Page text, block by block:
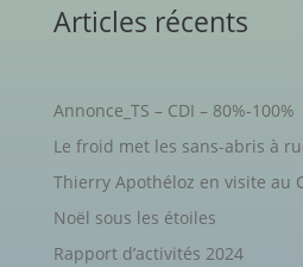
Articles récents
Annonce_TS – CDI – 80%-100%
Le froid met les sans-abris à
Thierry Apothéloz en visite au
Noël sous les étoiles
Rapport d’activités 2024